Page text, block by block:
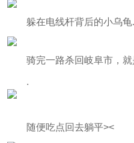
躲在电线杆背后的小乌龟
骑完一路杀回岐阜市，
.
随便吃点回去躺平><